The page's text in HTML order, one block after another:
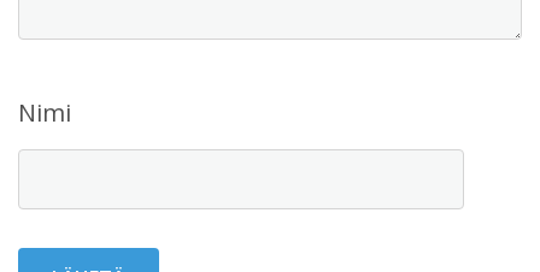
Nimi